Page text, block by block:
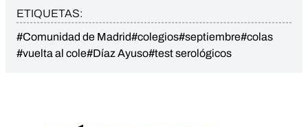
ETIQUETAS:
#Comunidad de Madrid#colegios#septiembre#colas
#vuelta al cole#Díaz Ayuso#test serológicos